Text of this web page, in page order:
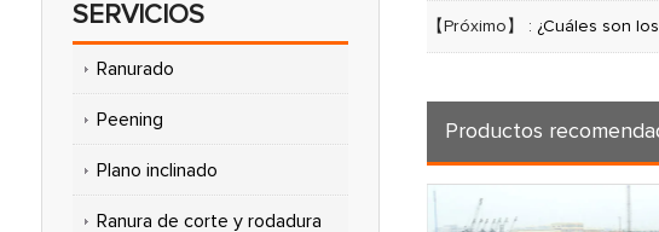
SERVICIOS
Ranurado
Peening
Plano inclinado
Ranura de corte y rodadura
【Próximo】 : ¿Cuáles son
Productos